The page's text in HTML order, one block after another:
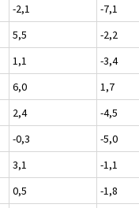
-2,1 -7,1
5,5 -2,2
1,1 -3,4
6,0 1,7
2,4 -4,5
-0,3 -5,0
3,1 -1,1
0,5 -1,8